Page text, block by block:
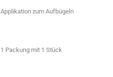
Applikation zum Aufbügeln
1 Packung mit 1 Stück